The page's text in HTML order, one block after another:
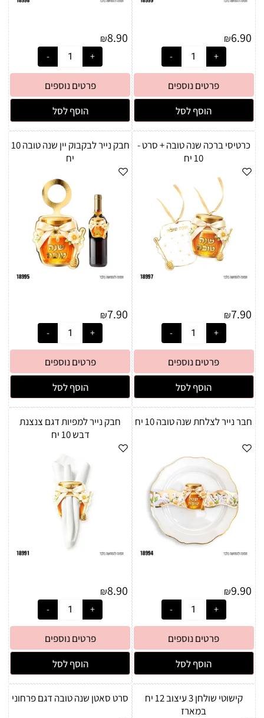
₪6.90
פרטים נוספים
הוסף לסל
₪8.90
פרטים נוספים
הוסף לסל
כרטיסי ברכה שנה טובה + סרט -
10 יח
₪7.90
פרטים נוספים
הוסף לסל
חבק נייר לבקבוק יין שנה טובה 10
יח
₪7.90
פרטים נוספים
הוסף לסל
חבר נייר לצלחת שנה טובה 10 יח
₪9.90
פרטים נוספים
הוסף לסל
חבק נייר למפיות דגם צנצנת
דבש 10 יח
₪8.90
פרטים נוספים
הוסף לסל
קישוטי שולחן 3 עיצוב 12 יח
במארז
סרט סאטן שנה טובה דגם פרחוני